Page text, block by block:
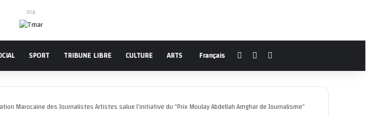
Ocp
SPORT TRIBUNE LIBRE CULTURE ARTS Français FacebookYouTube
Marocaine des Journalistes Artistes salue l’initiative du “Prix Moulay Abdellah Amghar de Journalisme”